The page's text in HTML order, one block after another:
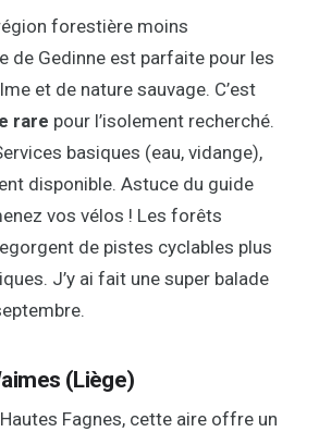
forestière moins
de Gedinne est parfaite pour les
et de nature sauvage. C’est
rare pour l’isolement recherché.
basiques (eau, vidange),
disponible. Astuce du guide
vos vélos ! Les forêts
de pistes cyclables plus
J’y ai fait une super balade
(Liège)
Fagnes, cette aire offre un